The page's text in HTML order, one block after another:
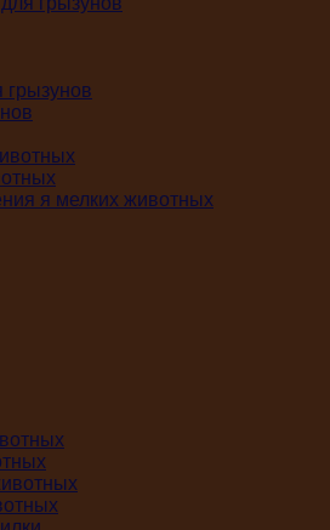
грызунов
я мелких животных